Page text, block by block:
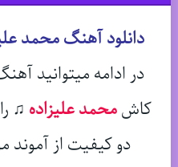
دانلود آهنگ محمد
در ادامه میتوانید
کاشمحمد علیزاده ♫
دو کیفیت از آموند